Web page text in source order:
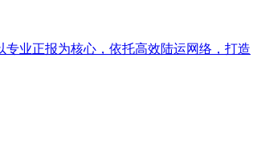
业正报为核心，依托高效陆运网络，打造